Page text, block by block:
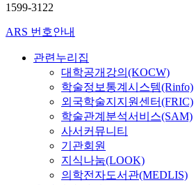
1599-3122
ARS 번호안내
관련누리집
대학공개강의(KOCW)
학술정보통계시스템(Rinfo)
외국학술지지원센터(FRIC)
학술관계분석서비스(SAM)
사서커뮤니티
기관회원
지식나눔(LOOK)
의학전자도서관(MEDLIS)